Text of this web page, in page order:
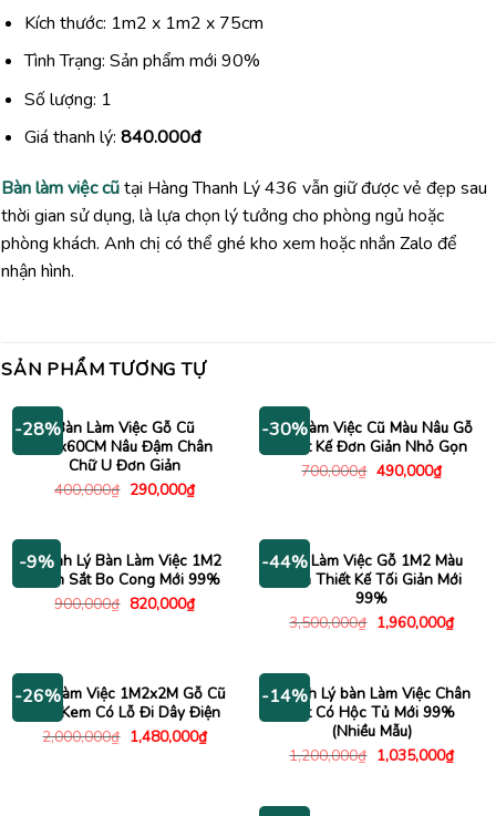
Kích thước: 1m2 x 1m2 x 75cm
Tình Trạng: Sản phẩm mới 90%
Số lượng: 1
Giá thanh lý: 840.000đ
Bàn làm việc cũtại Hàng Thanh Lý 436 vẫn giữ được vẻ đẹp sau
thời gian sử dụng, là lựa chọn lý tưởng cho phòng ngủ hoặc
phòng khách. Anh chị có thể ghé kho xem hoặc nhắn Zalo để
nhận hình.
SẢN PHẨM TƯƠNG TỰ
-28%Bàn Làm Việc Gỗ Cũ
1Mx60CM Nâu Đậm Chân
Chữ U Đơn Giản
400,000₫ Giá
290,000₫Giá
hiện
290,000₫.
-30%
Bàn Làm Việc Cũ Màu Nâu Gỗ
Thiết Kế Đơn Giản Nhỏ Gọn
700,000₫ Giá
490,000₫Giá
hiện
-9%
Thanh Lý Bàn Làm Việc 1M2
Chân Sắt Bo Cong Mới 99%
900,000₫ Giá
820,000₫Giá
hiện
-44%
Bàn Làm Việc Gỗ 1M2 Màu
Đen Thiết Kế Tối Giản Mới
99%
3,500,000₫ Giá
gốc
1,960,000₫Giá
hiện
-26%
Bàn Làm Việc 1M2x2M Gỗ Cũ
Màu Kem Có Lỗ Đi Dây Điện
2,000,000₫ Giá
gốc
1,480,000₫Giá
hiện
-14%
Thanh Lý bàn Làm Việc Chân
Sắt Có Hộc Tủ Mới 99%
(Nhiều Mẫu)
1,200,000₫ Giá
gốc
1,035,000₫Giá
hiện